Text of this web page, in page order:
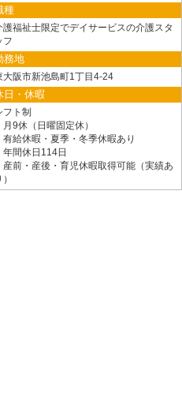
種
護福祉士限定でデイサービスの介護スタ
フ
務地
大阪市新池島町1丁目4-24
日・休暇
フト制
月9休（日曜固定休）
有給休暇・夏季・冬季休暇あり
年間休日114日
産前・産後・育児休暇取得可能（実績あ